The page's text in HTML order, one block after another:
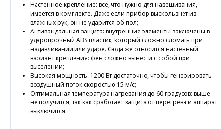
Настенное крепление: все, что нужно для навешивания,
имеется в комплекте. Даже если прибор выскользнет из
влажных рук, он не ударится об пол;
Антивандальная защита: внутренние элементы заключены в
ударопрочный ABS пластик, который сложно сломать при
надавливании или ударе. Сюда же относится настенный
вариант крепления: фен сложно вынести с собой при
выселении;
Высокая мощность: 1200 Вт достаточно, чтобы генерировать
воздушный поток скоростью 15 м/с;
Оптимальная температура нагревания до 60 градусов: выше
не получится, так как сработает защита от перегрева и аппарат
выключится.